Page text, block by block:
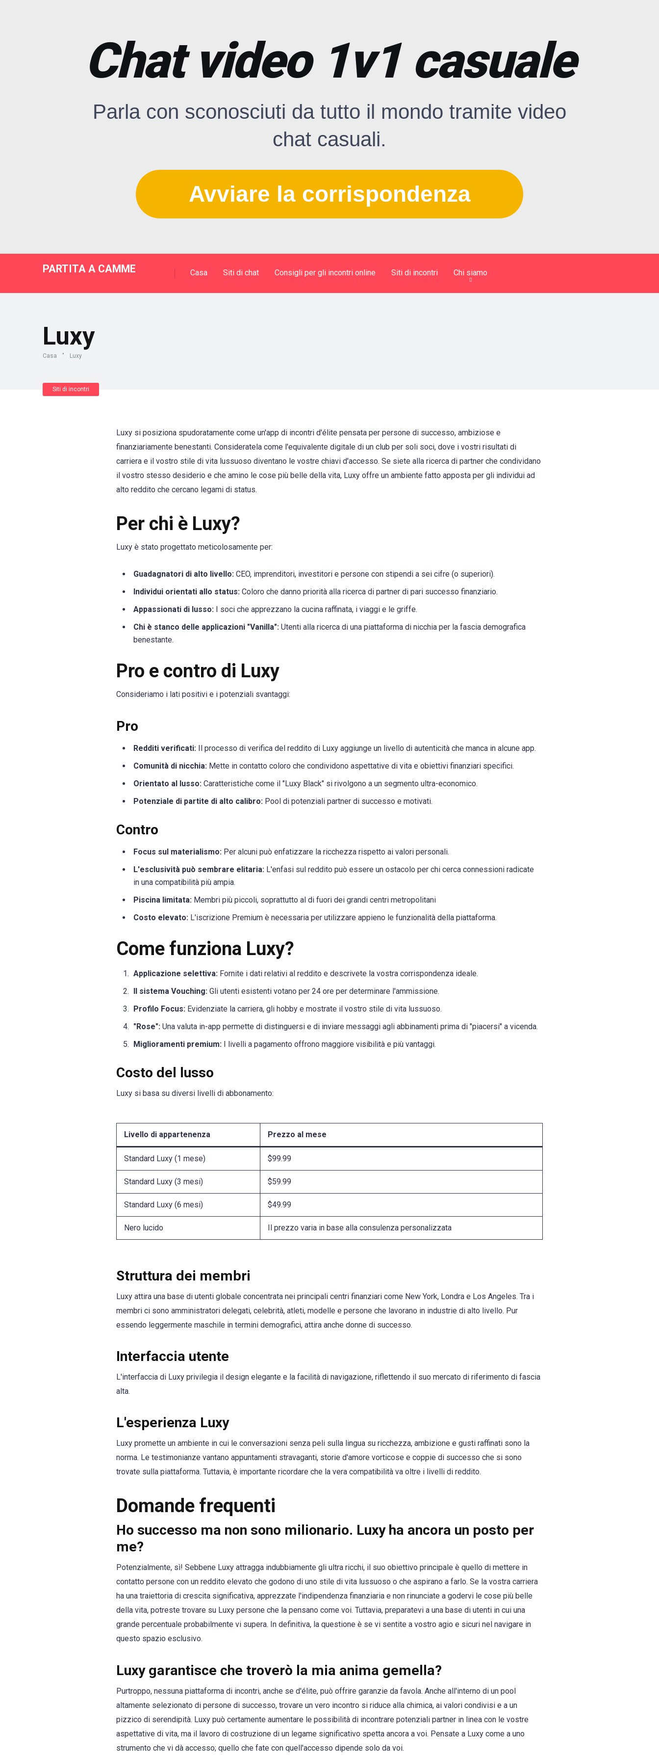
Chat video 1v1 casuale
Parla con sconosciuti da tutto il mondo tramite video
chat casuali.
Avviare la corrispondenza
PARTITA A CAMME Casa Siti di chat Consigli per gli incontri online Siti di incontri Chi siamo
Luxy
Casa " Luxy
Siti di incontri
Luxy si posiziona spudoratamente come un'app di incontri d'élite pensata per persone di successo, ambiziose e
finanziariamente benestanti. Consideratela come l'equivalente digitale di un club per soli soci, dove i vostri risultati di
carriera e il vostro stile di vita lussuoso diventano le vostre chiavi d'accesso. Se siete alla ricerca di partner che condividano
il vostro stesso desiderio e che amino le cose più belle della vita, Luxy offre un ambiente fatto apposta per gli individui ad
alto reddito che cercano legami di status.
Per chi è Luxy?
Luxy è stato progettato meticolosamente per:
Guadagnatori di alto livello: CEO, imprenditori, investitori e persone con stipendi a sei cifre (o superiori).
Individui orientati allo status: Coloro che danno priorità alla ricerca di partner di pari successo finanziario.
Appassionati di lusso: I soci che apprezzano la cucina raffinata, i viaggi e le griffe.
Chi è stanco delle applicazioni "Vanilla": Utenti alla ricerca di una piattaforma di nicchia per la fascia demografica
benestante.
Pro e contro di Luxy
Consideriamo i lati positivi e i potenziali svantaggi:
Pro
Redditi verificati: Il processo di verifica del reddito di Luxy aggiunge un livello di autenticità che manca in alcune app.
Comunità di nicchia: Mette in contatto coloro che condividono aspettative di vita e obiettivi finanziari specifici.
Orientato al lusso: Caratteristiche come il "Luxy Black" si rivolgono a un segmento ultra-economico.
Potenziale di partite di alto calibro: Pool di potenziali partner di successo e motivati.
Contro
Focus sul materialismo: Per alcuni può enfatizzare la ricchezza rispetto ai valori personali.
L'esclusività può sembrare elitaria: L'enfasi sul reddito può essere un ostacolo per chi cerca connessioni radicate
in una compatibilità più ampia.
Piscina limitata: Membri più piccoli, soprattutto al di fuori dei grandi centri metropolitani
Costo elevato: L'iscrizione Premium è necessaria per utilizzare appieno le funzionalità della piattaforma.
Come funziona Luxy?
Applicazione selettiva: Fornite i dati relativi al reddito e descrivete la vostra corrispondenza ideale.
Il sistema Vouching: Gli utenti esistenti votano per 24 ore per determinare l'ammissione.
Profilo Focus: Evidenziate la carriera, gli hobby e mostrate il vostro stile di vita lussuoso.
"Rose": Una valuta in-app permette di distinguersi e di inviare messaggi agli abbinamenti prima di "piacersi" a vicenda.
Miglioramenti premium: I livelli a pagamento offrono maggiore visibilità e più vantaggi.
Costo del lusso
Luxy si basa su diversi livelli di abbonamento:
Livello di appartenenza Prezzo al mese
Standard Luxy (1 mese) $99.99
Standard Luxy (3 mesi) $59.99
Standard Luxy (6 mesi) $49.99
Nero lucido Il prezzo varia in base alla consulenza personalizzata
Struttura dei membri
Luxy attira una base di utenti globale concentrata nei principali centri finanziari come New York, Londra e Los Angeles. Tra i
membri ci sono amministratori delegati, celebrità, atleti, modelle e persone che lavorano in industrie di alto livello. Pur
essendo leggermente maschile in termini demografici, attira anche donne di successo.
Interfaccia utente
L'interfaccia di Luxy privilegia il design elegante e la facilità di navigazione, riflettendo il suo mercato di riferimento di fascia
alta.
L'esperienza Luxy
Luxy promette un ambiente in cui le conversazioni senza peli sulla lingua su ricchezza, ambizione e gusti raffinati sono la
norma. Le testimonianze vantano appuntamenti stravaganti, storie d'amore vorticose e coppie di successo che si sono
trovate sulla piattaforma. Tuttavia, è importante ricordare che la vera compatibilità va oltre i livelli di reddito.
Domande frequenti
Ho successo ma non sono milionario. Luxy ha ancora un posto per
me?
Potenzialmente, sì! Sebbene Luxy attragga indubbiamente gli ultra ricchi, il suo obiettivo principale è quello di mettere in
contatto persone con un reddito elevato che godono di uno stile di vita lussuoso o che aspirano a farlo. Se la vostra carriera
ha una traiettoria di crescita significativa, apprezzate l'indipendenza finanziaria e non rinunciate a godervi le cose più belle
della vita, potreste trovare su Luxy persone che la pensano come voi. Tuttavia, preparatevi a una base di utenti in cui una
grande percentuale probabilmente vi supera. In definitiva, la questione è se vi sentite a vostro agio e sicuri nel navigare in
questo spazio esclusivo.
Luxy garantisce che troverò la mia anima gemella?
Purtroppo, nessuna piattaforma di incontri, anche se d'élite, può offrire garanzie da favola. Anche all'interno di un pool
altamente selezionato di persone di successo, trovare un vero incontro si riduce alla chimica, ai valori condivisi e a un
pizzico di serendipità. Luxy può certamente aumentare le possibilità di incontrare potenziali partner in linea con le vostre
aspettative di vita, ma il lavoro di costruzione di un legame significativo spetta ancora a voi. Pensate a Luxy come a uno
strumento che vi dà accesso; quello che fate con quell'accesso dipende solo da voi.